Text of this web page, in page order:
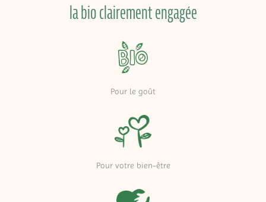
la bio clairement engagée
Pour le goût
Pour votre bien-être